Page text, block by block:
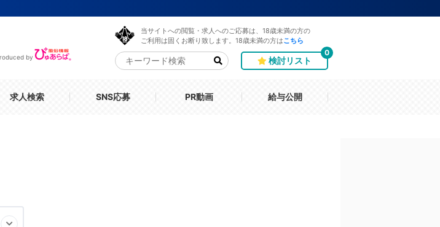
by
当サイトへの閲覧・求人へのご応募は、18歳未満の方の
ご利用は固くお断り致します。18歳未満の方は こちら
検討リスト
0
求人検索 SNS応募 PR動画 給与公開